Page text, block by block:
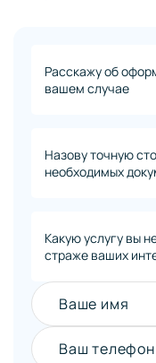
Расскажу об
вашем случае
Назову точную
необходимых
Какую услугу вы
страже ваших
Ваше имя
Ваш телефон